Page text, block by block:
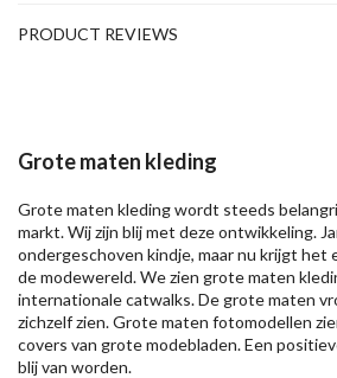
PRODUCT REVIEWS
Grote maten kleding
Grote maten kleding wordt steeds
markt. Wij zijn blij met deze ontwikkeling.
ondergeschoven kindje, maar nu krijgt het
de modewereld. We zien grote maten
internationale catwalks. De grote maten
zichzelf zien. Grote maten fotomodellen
covers van grote modebladen. Een
blij van worden.